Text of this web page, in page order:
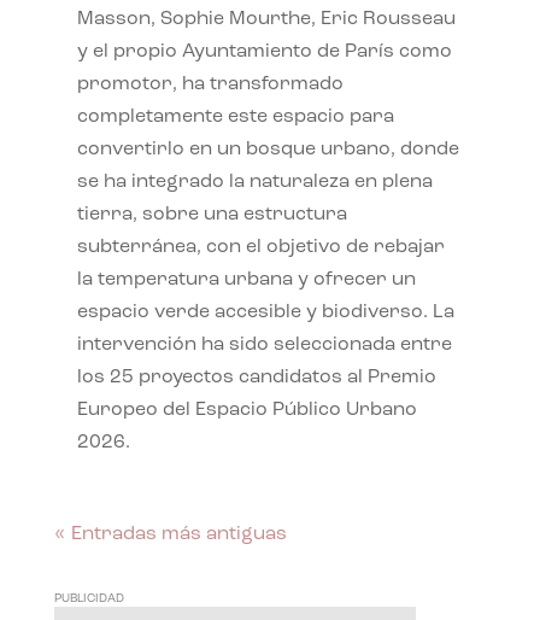
Masson, Sophie Mourthe, Eric Rousseau
y el propio Ayuntamiento de París como
promotor, ha transformado
completamente este espacio para
convertirlo en un bosque urbano, donde
se ha integrado la naturaleza en plena
tierra, sobre una estructura
subterránea, con el objetivo de rebajar
la temperatura urbana y ofrecer un
espacio verde accesible y biodiverso. La
intervención ha sido seleccionada entre
los 25 proyectos candidatos al Premio
Europeo del Espacio Público Urbano
2026.
« Entradas más antiguas
PUBLICIDAD